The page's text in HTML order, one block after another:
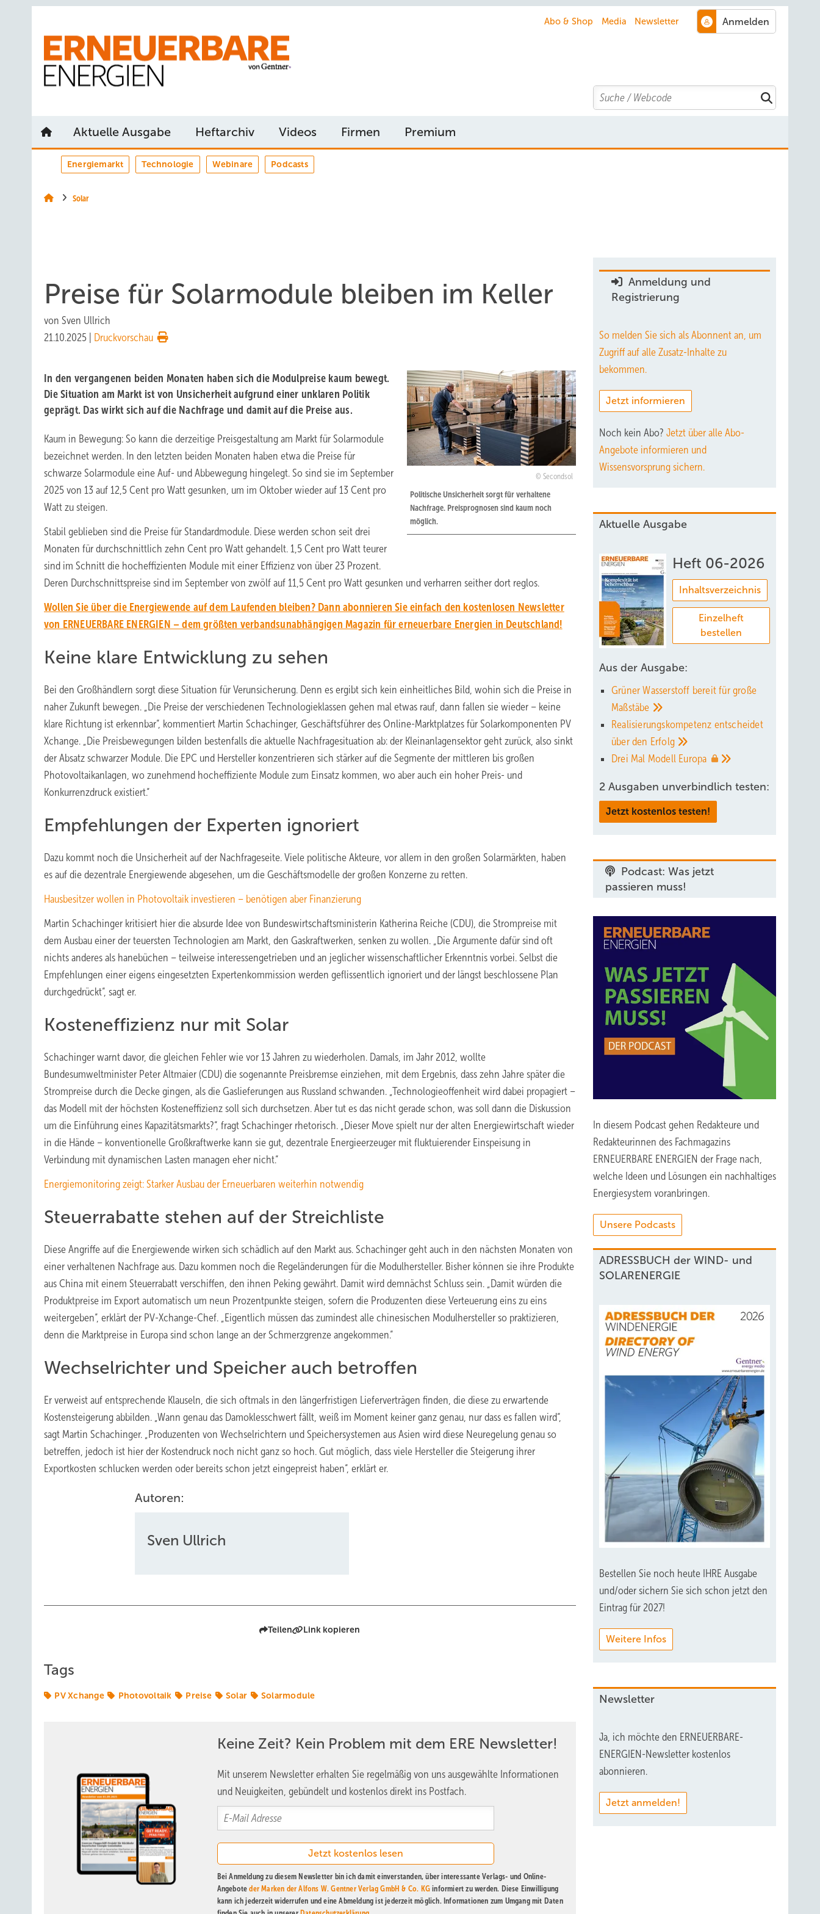
Abo & Shop Media Newsletter
Search
Aktuelle Ausgabe Heftarchiv Videos Firmen Premium
Energiemarkt Technologie Webinare Podcasts
Solar
Preise für Solarmodule bleiben im Keller
von Sven Ullrich
21.10.2025
Druckvorschau
Secondsol
Politische Unsicherheit sorgt für verhaltene
Nachfrage. Preisprognosen sind kaum noch
möglich.
In den vergangenen beiden Monaten haben sich die Modulpreise kaum bewegt.
Die Situation am Markt ist von Unsicherheit aufgrund einer unklaren Politik
geprägt. Das wirkt sich auf die Nachfrage und damit auf die Preise aus.
Kaum in Bewegung: So kann die derzeitige Preisgestaltung am Markt für Solarmodule
bezeichnet werden. In den letzten beiden Monaten haben etwa die Preise für
schwarze Solarmodule eine Auf- und Abbewegung hingelegt. So sind sie im September
2025 von 13 auf 12,5 Cent pro Watt gesunken, um im Oktober wieder auf 13 Cent pro
Watt zu steigen.
Stabil geblieben sind die Preise für Standardmodule. Diese werden schon seit drei
Monaten für durchschnittlich zehn Cent pro Watt gehandelt. 1,5 Cent pro Watt teurer
sind im Schnitt die hocheffizienten Module mit einer Effizienz von über 23 Prozent.
Deren Durchschnittspreise sind im September von zwölf auf 11,5 Cent pro Watt gesunken und verharren seither dort reglos.
Wollen Sie über die Energiewende auf dem Laufenden bleiben? Dann abonnieren Sie einfach den kostenlosen Newsletter
von ERNEUERBARE ENERGIEN – dem größten verbandsunabhängigen Magazin für erneuerbare Energien in Deutschland!
Keine klare Entwicklung zu sehen
Bei den Großhändlern sorgt diese Situation für Verunsicherung. Denn es ergibt sich kein einheitliches Bild, wohin sich die Preise in
naher Zukunft bewegen. „Die Preise der verschiedenen Technologieklassen gehen mal etwas rauf, dann fallen sie wieder – keine
klare Richtung ist erkennbar“, kommentiert Martin Schachinger, Geschäftsführer des Online-Marktplatzes für Solarkomponenten PV
Xchange. „Die Preisbewegungen bilden bestenfalls die aktuelle Nachfragesituation ab: der Kleinanlagensektor geht zurück, also sinkt
der Absatz schwarzer Module. Die EPC und Hersteller konzentrieren sich stärker auf die Segmente der mittleren bis großen
Photovoltaikanlagen, wo zunehmend hocheffiziente Module zum Einsatz kommen, wo aber auch ein hoher Preis- und
Konkurrenzdruck existiert.“
Empfehlungen der Experten ignoriert
Dazu kommt noch die Unsicherheit auf der Nachfrageseite. Viele politische Akteure, vor allem in den großen Solarmärkten, haben
es auf die dezentrale Energiewende abgesehen, um die Geschäftsmodelle der großen Konzerne zu retten.
Hausbesitzer wollen in Photovoltaik investieren – benötigen aber Finanzierung
Martin Schachinger kritisiert hier die absurde Idee von Bundeswirtschaftsministerin Katherina Reiche (CDU), die Strompreise mit
dem Ausbau einer der teuersten Technologien am Markt, den Gaskraftwerken, senken zu wollen. „Die Argumente dafür sind oft
nichts anderes als hanebüchen – teilweise interessengetrieben und an jeglicher wissenschaftlicher Erkenntnis vorbei. Selbst die
Empfehlungen einer eigens eingesetzten Expertenkommission werden geflissentlich ignoriert und der längst beschlossene Plan
durchgedrückt“, sagt er.
Kosteneffizienz nur mit Solar
Schachinger warnt davor, die gleichen Fehler wie vor 13 Jahren zu wiederholen. Damals, im Jahr 2012, wollte
Bundesumweltminister Peter Altmaier (CDU) die sogenannte Preisbremse einziehen, mit dem Ergebnis, dass zehn Jahre später die
Strompreise durch die Decke gingen, als die Gaslieferungen aus Russland schwanden. „Technologieoffenheit wird dabei propagiert –
das Modell mit der höchsten Kosteneffizienz soll sich durchsetzen. Aber tut es das nicht gerade schon, was soll dann die Diskussion
um die Einführung eines Kapazitätsmarkts?“, fragt Schachinger rhetorisch. „Dieser Move spielt nur der alten Energiewirtschaft wieder
in die Hände – konventionelle Großkraftwerke kann sie gut, dezentrale Energieerzeuger mit fluktuierender Einspeisung in
Verbindung mit dynamischen Lasten managen eher nicht.“
Energiemonitoring zeigt: Starker Ausbau der Erneuerbaren weiterhin notwendig
Steuerrabatte stehen auf der Streichliste
Diese Angriffe auf die Energiewende wirken sich schädlich auf den Markt aus. Schachinger geht auch in den nächsten Monaten von
einer verhaltenen Nachfrage aus. Dazu kommen noch die Regeländerungen für die Modulhersteller. Bisher können sie ihre Produkte
aus China mit einem Steuerrabatt verschiffen, den ihnen Peking gewährt. Damit wird demnächst Schluss sein. „Damit würden die
Produktpreise im Export automatisch um neun Prozentpunkte steigen, sofern die Produzenten diese Verteuerung eins zu eins
weitergeben“, erklärt der PV-Xchange-Chef. „Eigentlich müssen das zumindest alle chinesischen Modulhersteller so praktizieren,
denn die Marktpreise in Europa sind schon lange an der Schmerzgrenze angekommen.“
Wechselrichter und Speicher auch betroffen
Er verweist auf entsprechende Klauseln, die sich oftmals in den längerfristigen Lieferverträgen finden, die diese zu erwartende
Kostensteigerung abbilden. „Wann genau das Damoklesschwert fällt, weiß im Moment keiner ganz genau, nur dass es fallen wird“,
sagt Martin Schachinger. „Produzenten von Wechselrichtern und Speichersystemen aus Asien wird diese Neuregelung genau so
betreffen, jedoch ist hier der Kostendruck noch nicht ganz so hoch. Gut möglich, dass viele Hersteller die Steigerung ihrer
Exportkosten schlucken werden oder bereits schon jetzt eingepreist haben“, erklärt er.
Autoren:
Sven Ullrich
Teilen Link kopieren
Tags
PV Xchange Photovoltaik Preise Solar Solarmodule
Keine Zeit? Kein Problem mit dem ERE Newsletter!
Mit unserem Newsletter erhalten Sie regelmäßig von uns ausgewählte Informationen
und Neuigkeiten, gebündelt und kostenlos direkt ins Postfach.
Bei Anmeldung zu diesem Newsletter bin ich damit einverstanden, über interessante Verlags- und Online-
Angeboteder Marken der Alfons W. Gentner Verlag GmbH & Co. KG informiert zu werden. Diese Einwilligung
kann ich jederzeit widerrufen und eine Abmeldung ist jederzeit möglich. Informationen zum Umgang mit Daten
Anmeldung und
Registrierung
So melden Sie sich als Abonnent an, um
Zugriff auf alle Zusatz-Inhalte zu
bekommen.
Jetzt informieren
Noch kein Abo? Jetzt über alle Abo-
Angebote informieren und
Wissensvorsprung sichern.
Aktuelle Ausgabe
Heft 06-2026
Inhaltsverzeichnis
Einzelheft
bestellen
Aus der Ausgabe:
Grüner Wasserstoff bereit für große
Maßstäbe
Realisierungskompetenz entscheidet
über den Erfolg
Drei Mal Modell Europa
2 Ausgaben unverbindlich testen:
Jetzt kostenlos testen!
Podcast: Was jetzt
passieren muss!
In diesem Podcast gehen Redakteure und
Redakteurinnen des Fachmagazins
ERNEUERBARE ENERGIEN der Frage nach,
welche Ideen und Lösungen ein nachhaltiges
Energiesystem voranbringen.
Unsere Podcasts
ADRESSBUCH der WIND- und
SOLARENERGIE
Bestellen Sie noch heute IHRE Ausgabe
und/oder sichern Sie sich schon jetzt den
Eintrag für 2027!
Weitere Infos
Newsletter
Ja, ich möchte den ERNEUERBARE-
ENERGIEN-Newsletter kostenlos
abonnieren.
Jetzt anmelden!